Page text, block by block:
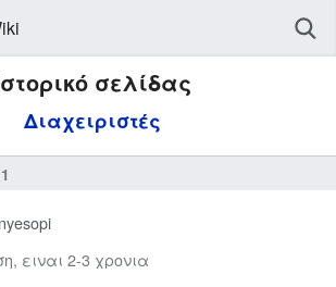
σελίδας
Διαχειριστές
ειναι 2-3 χρονια